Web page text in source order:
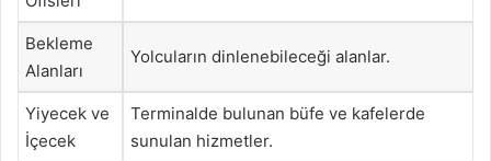
Bekleme
Alanları
Yolcuların dinlenebileceği alanlar.
Yiyecek ve
İçecek
Terminalde bulunan büfe ve kafelerde
sunulan hizmetler.